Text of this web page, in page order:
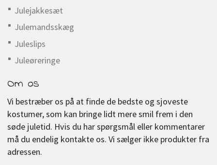
Julejakkesæt
Julemandsskæg
Juleslips
Juleøreringe
Om os
Vi bestræber os på at finde de bedste og sjoveste
kostumer, som kan bringe lidt mere smil frem i den
søde juletid. Hvis du har spørgsmål eller kommentarer
må du endelig kontakte os. Vi sælger ikke produkter fra
adressen.